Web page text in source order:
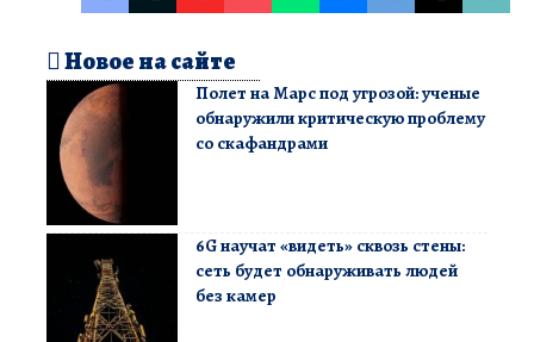
Новое на сайте
Полет на Марс под угрозой: ученые
обнаружили критическую проблему
со скафандрами
6G научат «видеть» сквозь стены:
сеть будет обнаруживать людей
без камер